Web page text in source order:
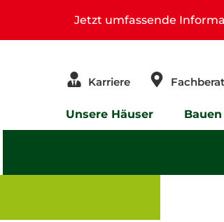
Jetzt umfassende
Karriere
Unsere Häuser Bauen